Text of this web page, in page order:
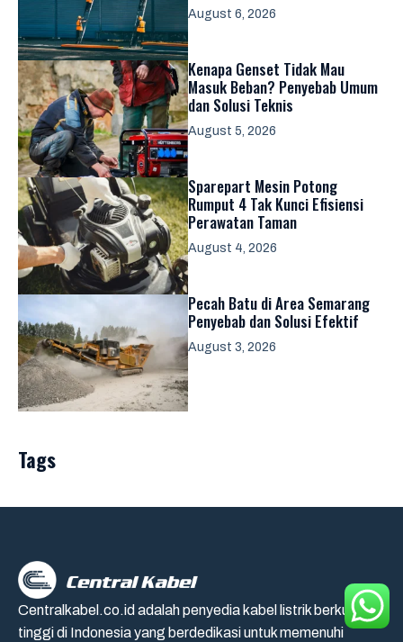
August 6, 2026
Kenapa Genset Tidak Mau
Masuk Beban? Penyebab Umum
dan Solusi Teknis
August 5, 2026
Sparepart Mesin Potong
Rumput 4 Tak Kunci Efisiensi
Perawatan Taman
August 4, 2026
Pecah Batu di Area Semarang
Penyebab dan Solusi Efektif
August 3, 2026
Tags
Centralkabel.co.id adalah penyedia kabel listrik berkualitas
tinggi di Indonesia yang berdedikasi untuk memenuhi